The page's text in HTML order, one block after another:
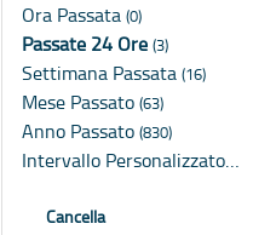
Ora Passata (0)
Passate 24 Ore (3)
Settimana Passata (16)
Mese Passato (63)
Anno Passato (830)
Intervallo Personalizzato…
Cancella